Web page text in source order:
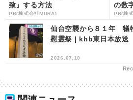
致』する方法
PR(株式会社MURA)
の数
法
PR(株
仙台空襲から８１年 犠
慰霊祭 | khb東日本放送
2026.07.10